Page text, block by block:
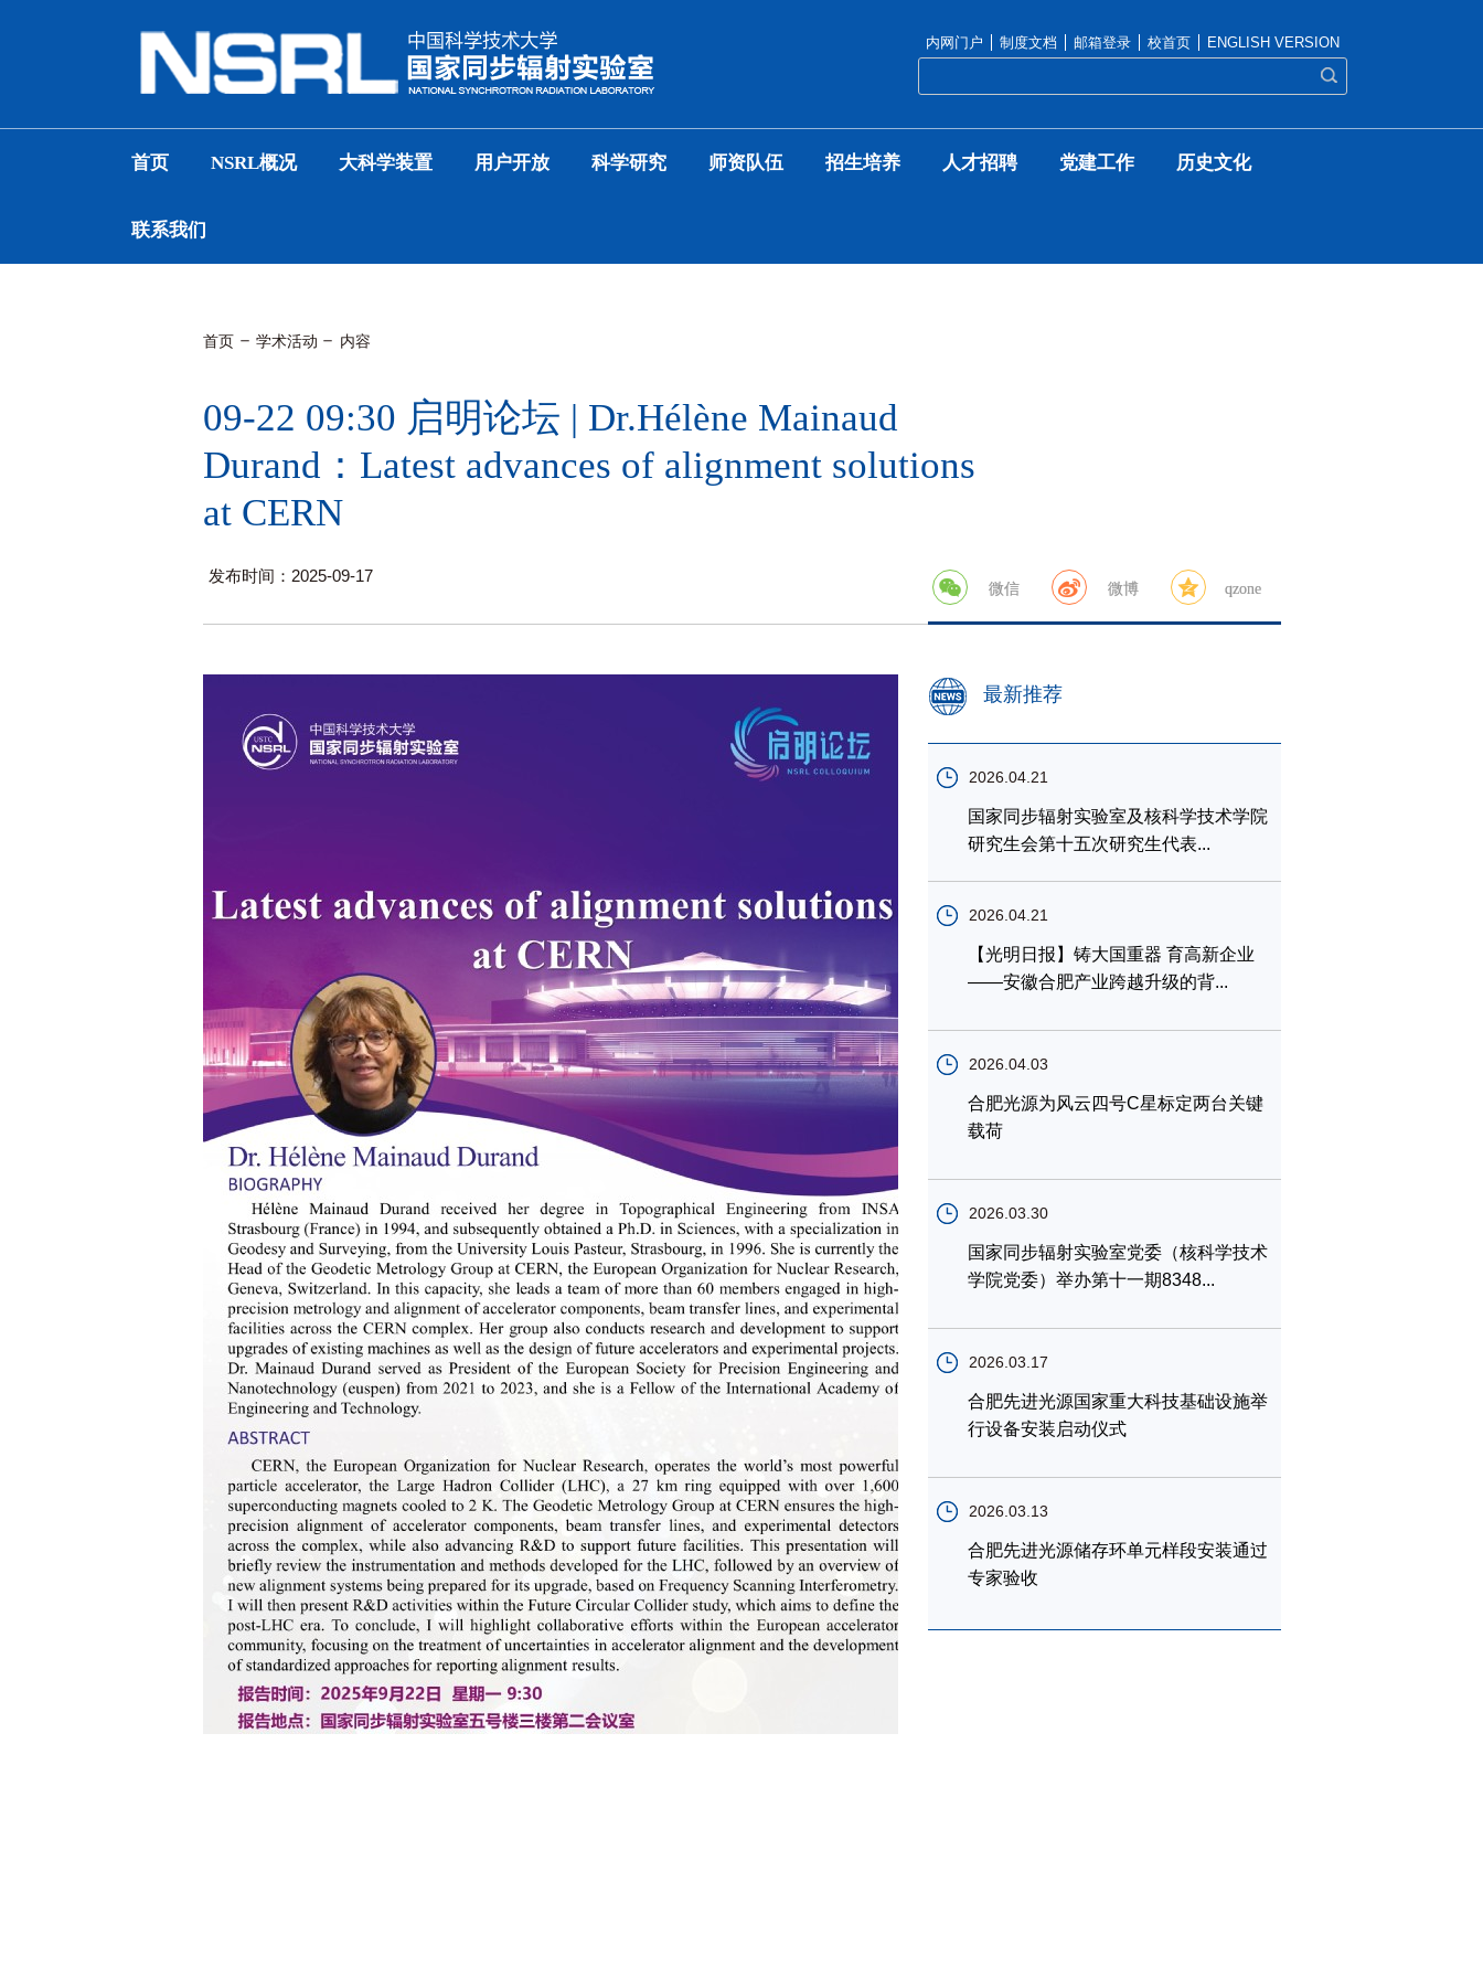
内网门户 制度文档 邮箱登录 校首页 ENGLISH VERSION
首页 NSRL概况 大科学装置 用户开放 科学研究 师资队伍 招生培养 人才招聘 党建工作 历史文化
联系我们
首页 学术活动 内容
09-22 09:30 启明论坛 | Dr.Hélène Mainaud
Durand：Latest advances of alignment solutions
at CERN
发布时间：2025-09-17
微信 微博 qzone
最新推荐
2026.04.21
国家同步辐射实验室及核科学技术学院
研究生会第十五次研究生代表...
2026.04.21
【光明日报】铸大国重器 育高新企业
——安徽合肥产业跨越升级的背...
2026.04.03
合肥光源为风云四号C星标定两台关键
载荷
2026.03.30
国家同步辐射实验室党委（核科学技术
学院党委）举办第十一期8348...
2026.03.17
合肥先进光源国家重大科技基础设施举
行设备安装启动仪式
2026.03.13
合肥先进光源储存环单元样段安装通过
专家验收